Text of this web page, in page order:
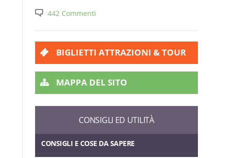
442 Commenti
BIGLIETTI ATTRAZIONI & TOUR
MAPPA DEL SITO
CONSIGLI ED UTILITÀ
CONSIGLI E COSE DA SAPERE